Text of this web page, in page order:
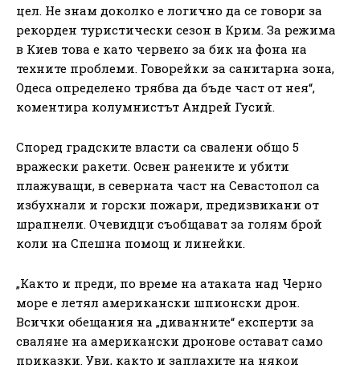
цел. Не знам доколко е логично да се говори за
рекорден туристически сезон в Крим. За режима
в Киев това е като червено за бик на фона на
техните проблеми. Говорейки за санитарна зона,
Одеса определено трябва да бъде част от нея“,
коментира колумнистът Андрей Гусий.
Според градските власти са свалени общо 5
вражески ракети. Освен ранените и убити
плажуващи, в северната част на Севастопол са
избухнали и горски пожари, предизвикани от
шрапнели. Очевидци съобщават за голям брой
коли на Спешна помощ и линейки.
„Както и преди, по време на атаката над Черно
море е летял американски шпионски дрон.
Всички обещания на „диванните“ експерти за
сваляне на американски дронове остават само
приказки. Уви, както и заплахите на някои